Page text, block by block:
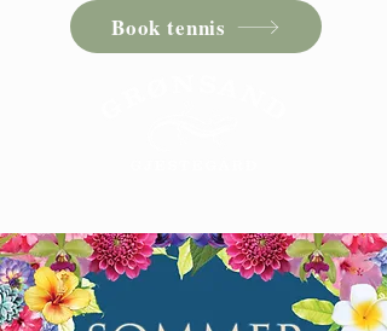
Book tennis